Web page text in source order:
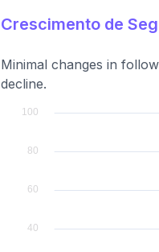
Crescimento de
Minimal changes in
decline.